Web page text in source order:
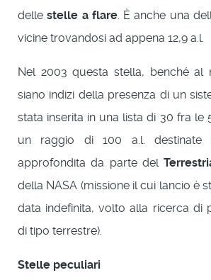
dellestelle a flare. È anche una
vicine trovandosi ad appena 12,9 a.l.
Nel 2003 questa stella, benché al
siano indizi della presenza di un
stata inserita in una lista di 30 fra le
un raggio di 100 a.l. destinate
approfondita da parte del
della NASA (missione il cui lancio è
data indefinita, volto alla ricerca di
di tipo terrestre).
Stelle peculiari